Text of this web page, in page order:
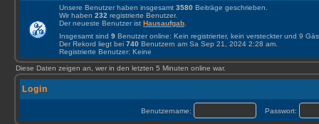
Unsere Benutzer haben insgesamt 3580 Beiträge geschrieben.
Wir haben 232 registrierte Benutzer.
Der neueste Benutzer ist Hausaufgab
Insgesamt sind 9 Benutzer online: Kein registrierter, kein versteckter und 9
Der Rekord liegt bei 740 Benutzern am Sa Sep 21, 2024 2:28 am.
Registrierte Benutzer: Keine
Diese Daten zeigen an, wer in den letzten 5 Minuten online war.
Login
Benutzername: Passwort: